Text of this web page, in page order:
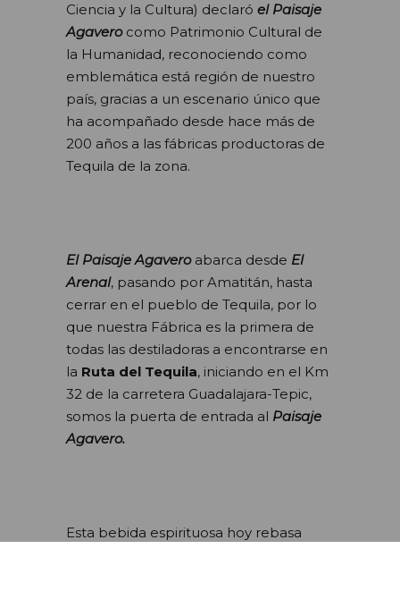
Ciencia y la Cultura) declaró el Paisaje
Agaverocomo Patrimonio Cultural de
la Humanidad, reconociendo como
emblemática está región de nuestro
país, gracias a un escenario único que
ha acompañado desde hace más de
200 años a las fábricas productoras de
Tequila de la zona.
El Paisaje Agaveroabarca desde El
Arenal, pasando por Amatitán, hasta
cerrar en el pueblo de Tequila, por lo
que nuestra Fábrica es la primera de
todas las destiladoras a encontrarse en
la Ruta del Tequila, iniciando en el Km
32 de la carretera Guadalajara-Tepic,
somos la puerta de entrada al Paisaje
Agavero.
Esta bebida espirituosa hoy rebasa